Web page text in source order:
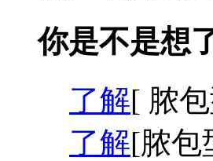
你是不是想
了解[ 脓
了解[脓包